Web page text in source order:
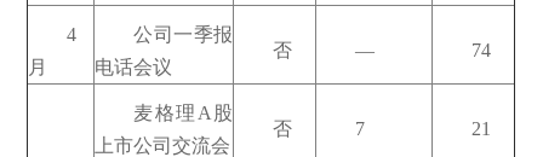
4
月
公司一季报
电话会议
否 — 74
麦格理A股
上市公司交流会
否 7 21